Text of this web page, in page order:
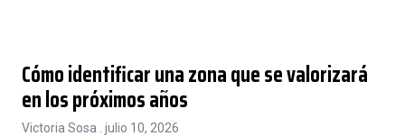
Cómo identificar una zona que se valorizará
en los próximos años
Victoria Sosa julio 10, 2026